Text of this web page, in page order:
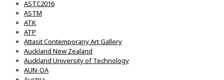
ASTC2016
ASTM
ATK
ATP
Attasit Contemporany Art Gallery
Auckland New Zealand
Auckland University of Technology
AUN-OA